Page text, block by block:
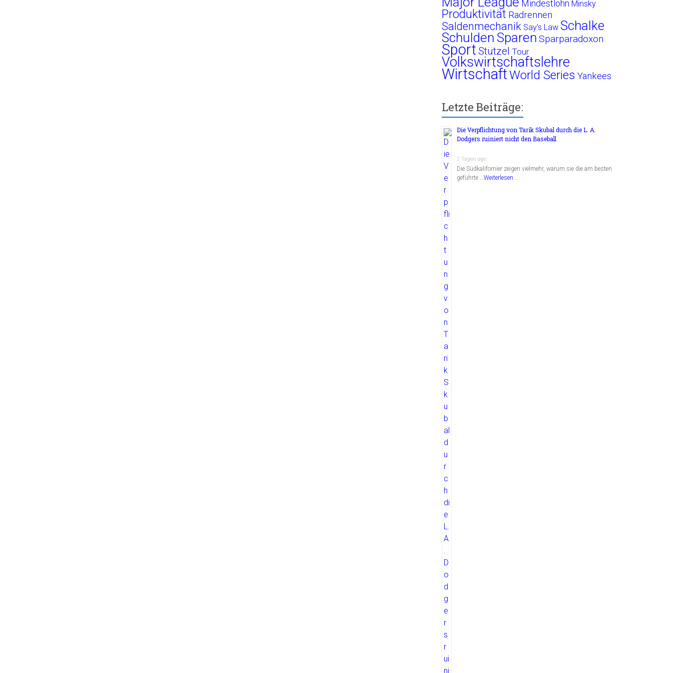
Mindestlohn Minsky
Produktivität Radrennen
Saldenmechanik Say's Law Schalke
Schulden Sparen Sparparadoxon
Sport Stützel Tour
Volkswirtschaftslehre
WirtschaftWorld Series Yankees
Letzte Beiträge:
Die Verpflichtung von Tarik Skubal durch die L. A.
Dodgers ruiniert nicht den Baseball
2 Tagen ago
Die Südkalifornier zeigen vielmehr, warum sie die am besten
geführte …Weiterlesen...